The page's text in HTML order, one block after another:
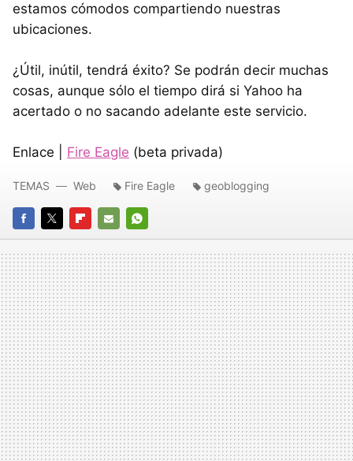
estamos cómodos compartiendo nuestras
ubicaciones.
¿Útil, inútil, tendrá éxito? Se podrán decir muchas
cosas, aunque sólo el tiempo dirá si Yahoo ha
acertado o no sacando adelante este servicio.
Enlace | Fire Eagle (beta privada)
FACEBOOK
TWITTERFLIPBOARD
E-
MAIL
WHATSAPP
TEMAS Web Fire Eagle geoblogging